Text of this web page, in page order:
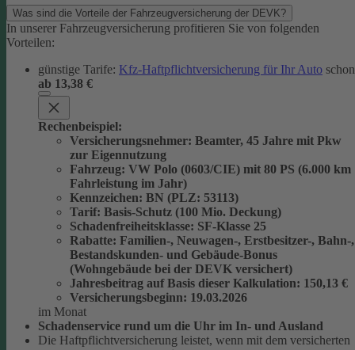
Was sind die Vorteile der Fahrzeugversicherung der DEVK?
In unserer Fahrzeugversicherung profitieren Sie von folgenden
Vorteilen:
günstige Tarife: Kfz-Haftpflichtversicherung für Ihr Auto schon
ab 13,38 €
Rechenbeispiel:
Versicherungsnehmer: Beamter, 45 Jahre mit Pkw
zur Eigennutzung
Fahrzeug: VW Polo (0603/CIE) mit 80 PS (6.000 km
Fahrleistung im Jahr)
Kennzeichen: BN (PLZ: 53113)
Tarif: Basis-Schutz (100 Mio. Deckung)
Schadenfreiheitsklasse: SF-Klasse 25
Rabatte: Familien-, Neuwagen-, Erstbesitzer-, Bahn-,
Bestandskunden- und Gebäude-Bonus
(Wohngebäude bei der DEVK versichert)
Jahresbeitrag auf Basis dieser Kalkulation: 150,13 €
Versicherungsbeginn: 19.03.2026
im Monat
Schadenservice rund um die Uhr im In- und Ausland
Die Haftpflichtversicherung leistet, wenn mit dem versicherten